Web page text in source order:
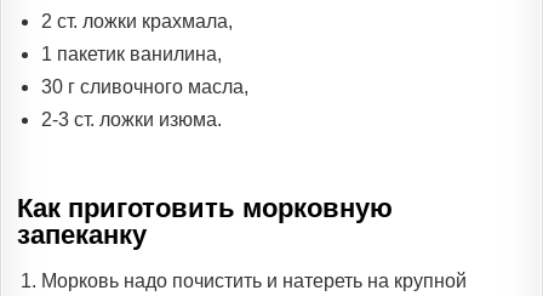
2 ст. ложки крахмала,
1 пакетик ванилина,
30 г сливочного масла,
2-3 ст. ложки изюма.
Как приготовить морковную
запеканку
Морковь надо почистить и натереть на крупной